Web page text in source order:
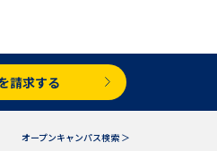
夢ナビライブ
請求する
オープンキャンパス検索 ＞